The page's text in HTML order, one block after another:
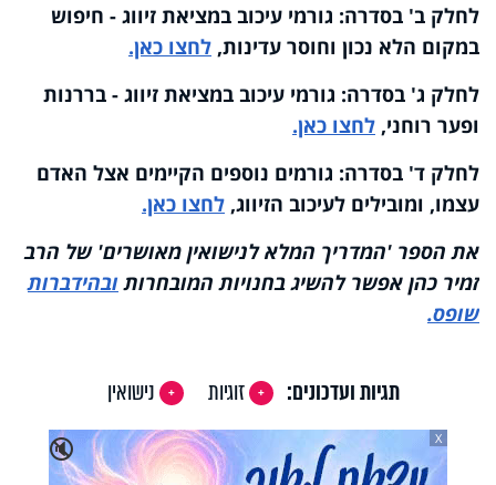
לחלק ב' בסדרה: גורמי עיכוב במציאת זיווג - חיפוש
במקום הלא נכון וחוסר עדינות, לחצו כאן.
לחלק ג' בסדרה: גורמי עיכוב במציאת זיווג - בררנות
ופער רוחני, לחצו כאן.
לחלק ד' בסדרה: גורמים נוספים הקיימים אצל האדם
עצמו, ומובילים לעיכוב הזיווג, לחצו כאן.
את הספר 'המדריך המלא לנישואין מאושרים' של הרב
זמיר כהן אפשר להשיג בחנויות המובחרותובהידברות
שופס.
תגיות ועדכונים: זוגיות
נישואין
🔇
X